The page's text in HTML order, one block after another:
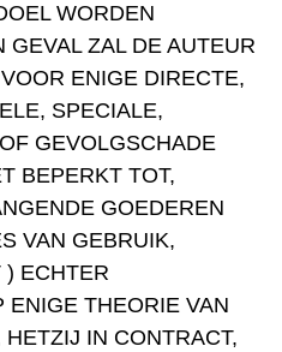
WORDEN
ZAL DE AUTEUR
ENIGE DIRECTE,
SPECIALE,
GEVOLGSCHADE
BEPERKT TOT,
GOEDEREN
VAN GEBRUIK,
) ECHTER
ENIGE THEORIE VAN
IN CONTRACT,